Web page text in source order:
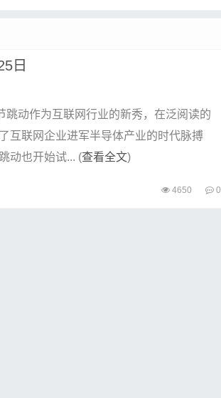
日
作为互联网行业的新秀，在泛阅读的
互联网企业进军半导体产业的时代脉搏
动也开始试... (查看全文)
4650 0